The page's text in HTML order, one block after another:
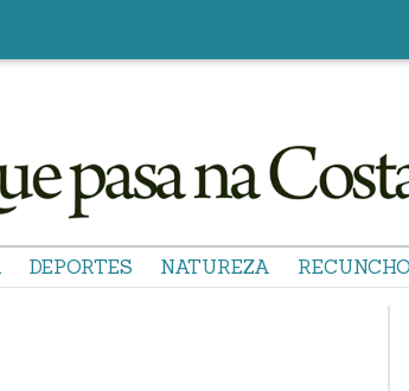
DEPORTES NATUREZA